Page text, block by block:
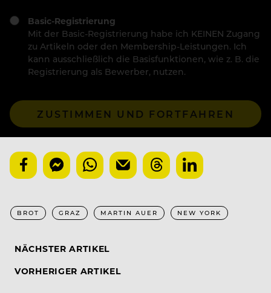
Basic-Registrierung
Mit der Basic-Registrierung habe ich KEINEN Zugang
zu Artikeln oder den Membership-Leistungen. Ich
kann ausschließlich die Basisfunktionen, wie z. B. die
Registrierung als Bewerber, nutzen.
ZUSTIMMEN UND FORTFAHREN
BROT GRAZ MARTIN AUER NEW YORK
NÄCHSTER ARTIKEL
VORHERIGER ARTIKEL